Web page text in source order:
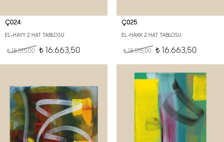
Ç024
EL-HAYY 2 HAT TABLOSU
t18.515,00 t 16.663,50
Ç025
EL-HAKK 2 HAT TABLOSU
t18.515,00 t16.663,50